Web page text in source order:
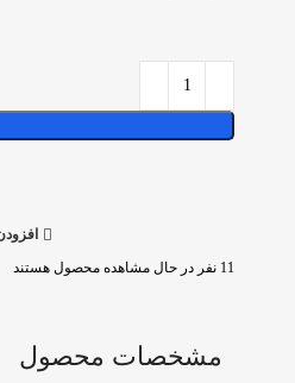
11 نفر در حال مشاهده محصول هستند
مشخصات محصول